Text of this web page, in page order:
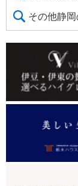
その他静